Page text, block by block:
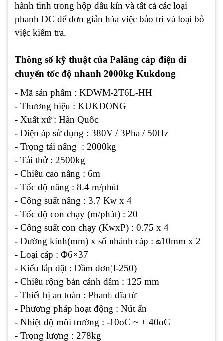
hành tinh trong hộp dầu kín và tất cả các loại
phanh DC để đơn giản hóa việc bảo trì và loại bỏ
việc kiểm tra.
Thông số kỹ thuật của Palăng cáp điện di
chuyển tốc độ nhanh 2000kg Kukdong
- Mã sản phẩm : KDWM-2T6L-HH
- Thương hiệu : KUKDONG
- Xuất xứ : Hàn Quốc
- Điện áp sử dụng : 380V / 3Pha / 50Hz
- Trọng tải nâng : 2000kg
- Tải thử : 2500kg
- Chiều cao nâng : 6m
- Tốc độ nâng : 8.4 m/phút
- Công suất nâng : 3.7 Kw x 4
- Tốc độ con chạy (m/phút) : 20
- Công suất con chạy (KwxP) : 0.75 x 4
- Đường kính(mm) x số nhánh cáp : ᴓ10mm x 2
- Loại cáp : Φ6×37
- Kiểu lắp đặt : Dầm đơn(I-250)
- Chiều rộng bản cánh dầm : 125 mm
- Thiết bị an toàn : Phanh đĩa từ
- Phương pháp hoạt động : Nút ấn
- Nhiệt độ môi trường : -10oC ~ + 40oC
- Trọng lượng : 278kg